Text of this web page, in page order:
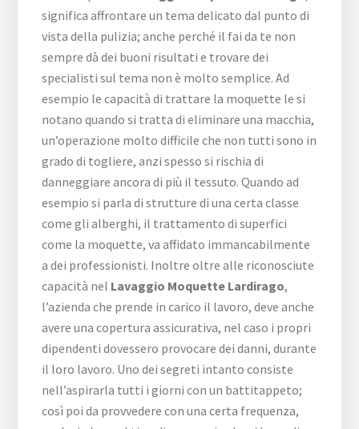
significa affrontare un tema delicato dal punto di
vista della pulizia; anche perché il fai da te non
sempre dà dei buoni risultati e trovare dei
specialisti sul tema non è molto semplice. Ad
esempio le capacità di trattare la moquette le si
notano quando si tratta di eliminare una macchia,
un’operazione molto difficile che non tutti sono in
grado di togliere, anzi spesso si rischia di
danneggiare ancora di più il tessuto. Quando ad
esempio si parla di strutture di una certa classe
come gli alberghi, il trattamento di superfici
come la moquette, va affidato immancabilmente
a dei professionisti. Inoltre oltre alle riconosciute
capacità nel Lavaggio Moquette Lardirago,
l’azienda che prende in carico il lavoro, deve anche
avere una copertura assicurativa, nel caso i propri
dipendenti dovessero provocare dei danni, durante
il loro lavoro. Uno dei segreti intanto consiste
nell’aspirarla tutti i giorni con un battitappeto;
così poi da provvedere con una certa frequenza,